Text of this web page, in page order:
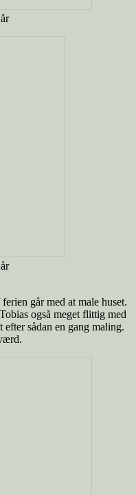
går med at male huset.
også meget flittig med
sådan en gang maling.